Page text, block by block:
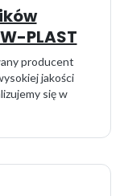
PLAST
producent
jakości
się w